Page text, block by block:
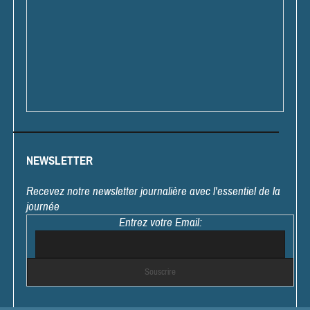
NEWSLETTER
Recevez notre newsletter journalière avec l'essentiel de la
journée
Entrez votre Email: